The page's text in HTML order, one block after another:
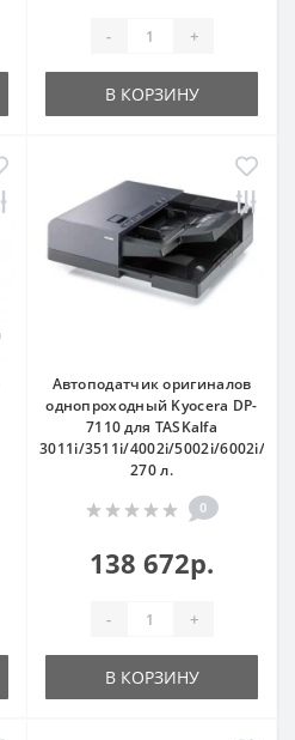
- +
В КОРЗИНУ
Автоподатчик оригиналов
однопроходный Kyocera DP-
7110 для TASKalfa
3011i/3511i/4002i/5002i/6002i/
270 л.
0
138 672р.
- +
В КОРЗИНУ